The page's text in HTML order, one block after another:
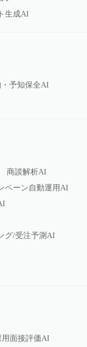
生成AI
予知保全AI
商談解析AI
ペーン自動運用AI
グ/受注予測AI
用面接評価AI